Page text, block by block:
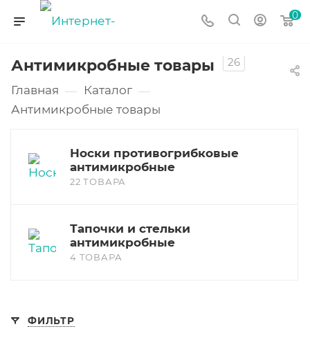
0
Антимикробные товары 26
Главная — Каталог —
Антимикробные товары
Носки противогрибковые
антимикробные
22 ТОВАРА
Тапочки и стельки
антимикробные
4 ТОВАРА
ФИЛЬТР